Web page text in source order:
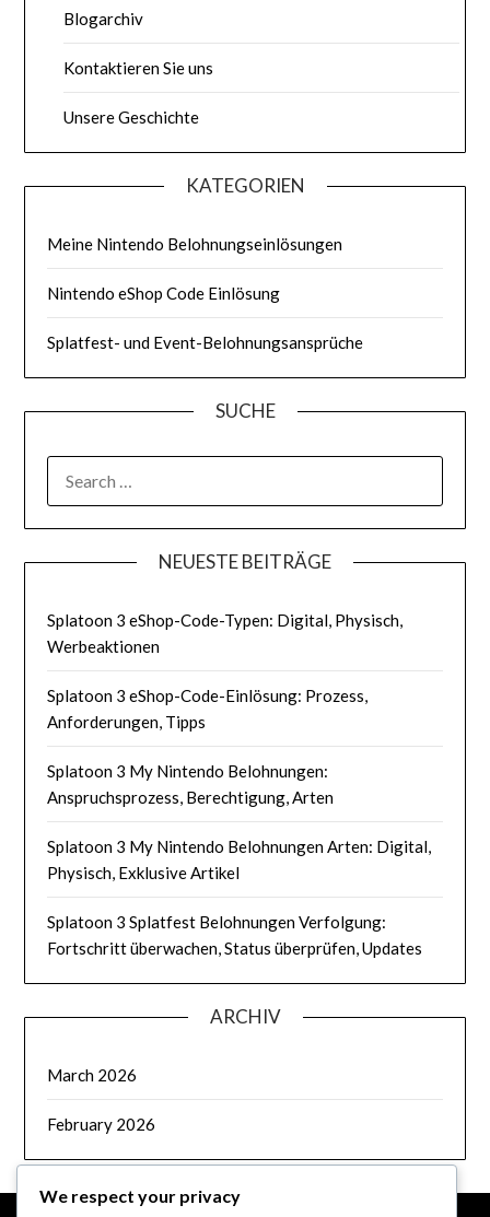
Blogarchiv
Kontaktieren Sie uns
Unsere Geschichte
KATEGORIEN
Meine Nintendo Belohnungseinlösungen
Nintendo eShop Code Einlösung
Splatfest- und Event-Belohnungsansprüche
SUCHE
FOR:
NEUESTE BEITRÄGE
Splatoon 3 eShop-Code-Typen: Digital, Physisch,
Werbeaktionen
Splatoon 3 eShop-Code-Einlösung: Prozess,
Anforderungen, Tipps
Splatoon 3 My Nintendo Belohnungen:
Anspruchsprozess, Berechtigung, Arten
Splatoon 3 My Nintendo Belohnungen Arten: Digital,
Physisch, Exklusive Artikel
Splatoon 3 Splatfest Belohnungen Verfolgung:
Fortschritt überwachen, Status überprüfen, Updates
ARCHIV
March 2026
February 2026
We respect your privacy